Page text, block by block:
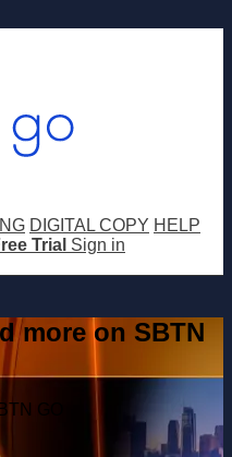
DIGITAL COPY HELP
Trial Sign in
more on SBTN
GO